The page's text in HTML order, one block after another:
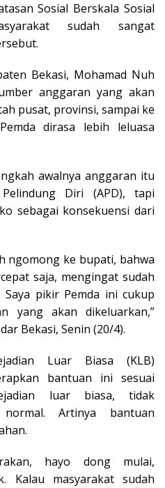
Sosial Berskala Sosial
sudah sangat
Bekasi, Mohamad Nuh
anggaran yang akan
pusat, provinsi, sampai ke
dirasa lebih leluasa
awalnya anggaran itu
Diri (APD), tapi
sebagai konsekuensi dari
ngomong ke bupati, bahwa
saja, mengingat sudah
Saya pikir Pemda ini cukup
yang akan dikeluarkan,”
Bekasi, Senin (20/4).
Luar Biasa (KLB)
bantuan ini sesuai
luar biasa, tidak
normal. Artinya bantuan
hayo dong mulai,
Kalau masyarakat sudah